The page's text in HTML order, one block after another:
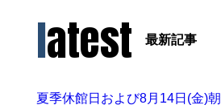
latest 最新記事
夏季休館日および8月14日(金)